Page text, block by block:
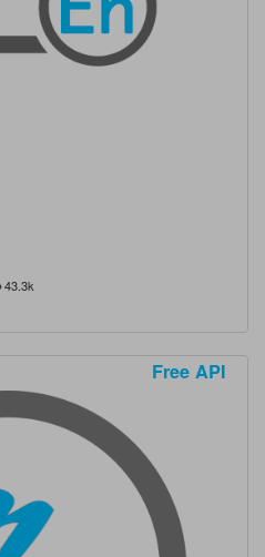
43.3k
Free API